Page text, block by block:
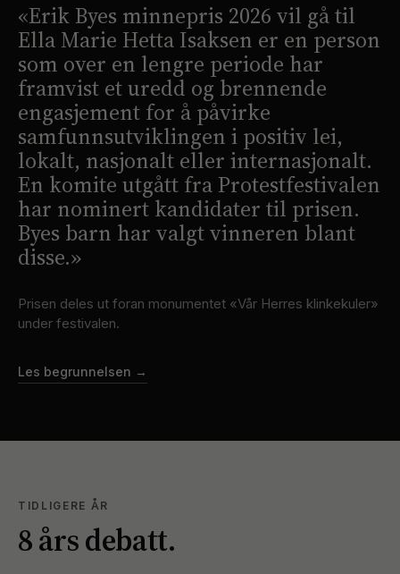
«Erik Byes minnepris 2026 vil gå til
Ella Marie Hetta Isaksen er en person
som over en lengre periode har
framvist et uredd og brennende
engasjement for å påvirke
samfunnsutviklingen i positiv lei,
lokalt, nasjonalt eller internasjonalt.
En komite utgått fra Protestfestivalen
har nominert kandidater til prisen.
Byes barn har valgt vinneren blant
disse.»
Prisen deles ut foran monumentet «Vår Herres klinkekuler»
under festivalen.
Les begrunnelsen →
TIDLIGERE ÅR
8 års debatt.